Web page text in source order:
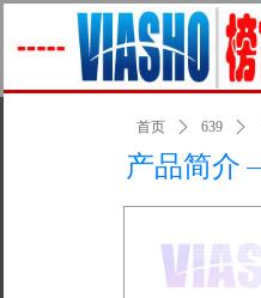
产品简介
首页 ꄲ 639 ꄲ